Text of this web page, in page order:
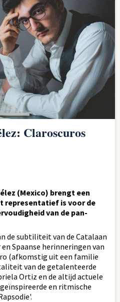
Claroscuros
(Mexico) brengt een
representatief is voor de
van de pan-
de subtiliteit van de Catalaan
Spaanse herinneringen van
(afkomstig uit een familie
van de getalenteerde
Ortiz en de altijd actuele
en ritmische